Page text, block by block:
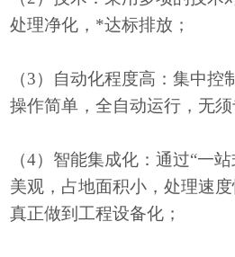
处理净化，*达标排放；
（3）自动化程度高：集中控
操作简单，全自动运行，无须
（4）智能集成化：通过“一
美观，占地面积小，处理速度
真正做到工程设备化；